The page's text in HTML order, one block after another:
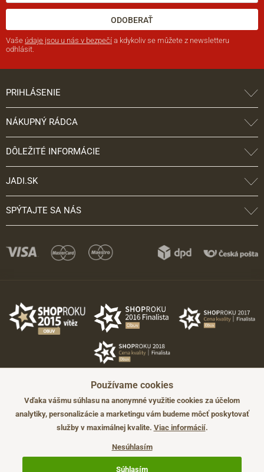
ODOBERAŤ
Vaše údaje jsou u nás v bezpečí a kdykoliv se můžete z newsletteru
odhlásit.
PRIHLÁSENIE
NÁKUPNÝ RÁDCA
DÔLEŽITÉ INFORMÁCIE
JADI.SK
SPÝTAJTE SA NÁS
Údaje majú len informatívny charakter a môžu byť zmenené bez
Používame cookies
Vďaka vášmu súhlasu na anonymné využitie cookies za účelom
analytiky, personalizácie a marketingu vám budeme môcť poskytovať
služby v maximálnej kvalite. Viac informácií.
Nesúhlasím
Súhlasím